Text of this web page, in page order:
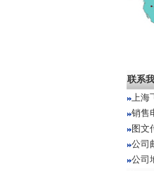
联系
上海
销售
图文
公司
公司